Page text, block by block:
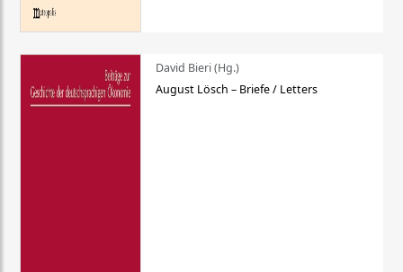
David Bieri (Hg.)
August Lösch – Briefe / Letters